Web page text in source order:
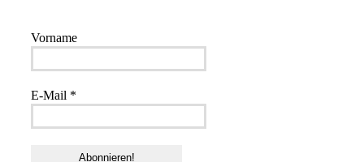
Vorname
E-Mail *